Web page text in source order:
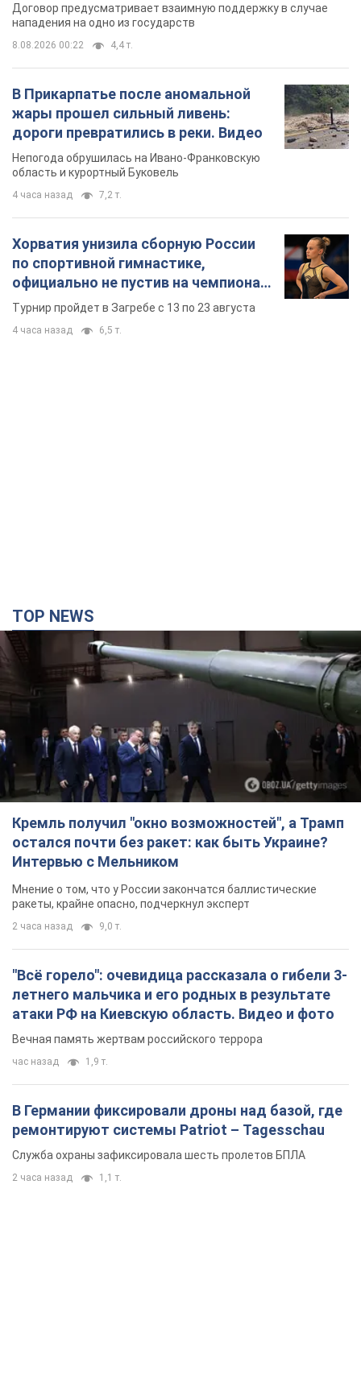
Договор предусматривает взаимную поддержку в случае
нападения на одно из государств
8.08.2026 00:22 4,4 т.
В Прикарпатье после аномальной
жары прошел сильный ливень:
дороги превратились в реки. Видео
Непогода обрушилась на Ивано-Франковскую
область и курортный Буковель
4 часа назад 7,2 т.
Хорватия унизила сборную России
по спортивной гимнастике,
официально не пустив на чемпионат
Европы основных спортсменов
Турнир пройдет в Загребе с 13 по 23 августа
4 часа назад 6,5 т.
TOP NEWS
Кремль получил "окно возможностей", а Трамп
остался почти без ракет: как быть Украине?
Интервью с Мельником
Мнение о том, что у России закончатся баллистические
ракеты, крайне опасно, подчеркнул эксперт
2 часа назад 9,0 т.
"Всё горело": очевидица рассказала о гибели 3-
летнего мальчика и его родных в результате
атаки РФ на Киевскую область. Видео и фото
Вечная память жертвам российского террора
час назад 1,9 т.
В Германии фиксировали дроны над базой, где
ремонтируют системы Patriot – Tagesschau
Служба охраны зафиксировала шесть пролетов БПЛА
2 часа назад 1,1 т.